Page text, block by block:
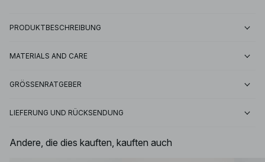
PRODUKTBESCHREIBUNG
MATERIALS AND CARE
GRÖSSENRATGEBER
LIEFERUNG UND RÜCKSENDUNG
Andere, die dies kauften, kauften auch